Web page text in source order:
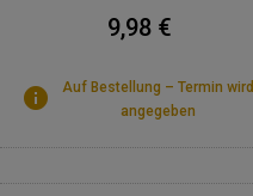
9,98 €
Auf Bestellung – Termin wird
angegeben